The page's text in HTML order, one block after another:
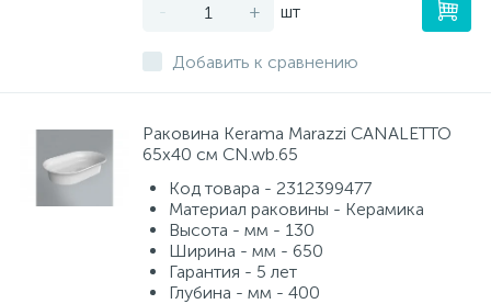
- + шт
Добавить к сравнению
Раковина Kerama Marazzi CANALETTO
65x40 см CN.wb.65
Код товара - 2312399477
Материал раковины - Керамика
Высота - мм - 130
Ширина - мм - 650
Гарантия - 5 лет
Глубина - мм - 400